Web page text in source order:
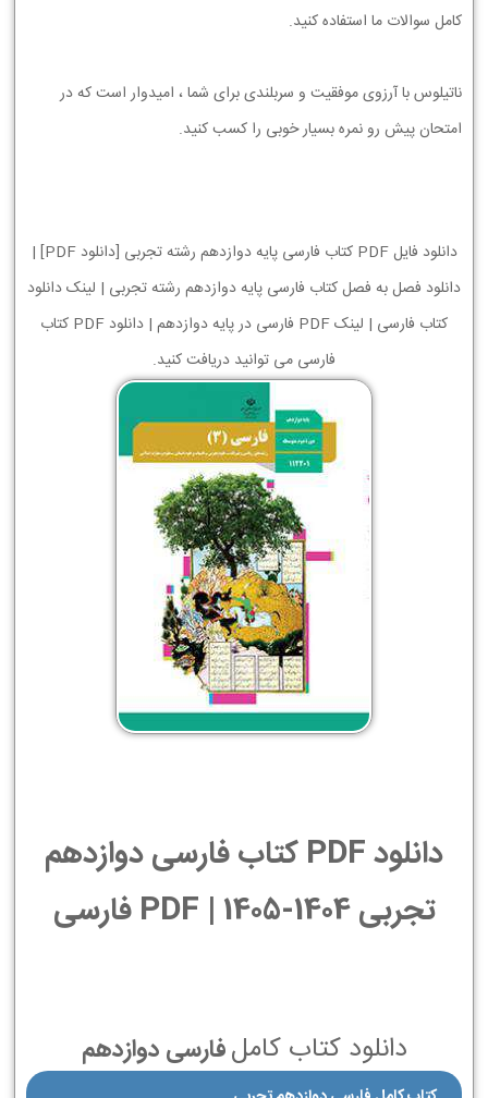
کامل سوالات ما استفاده کنید.
ناتیلوس با آرزوی موفقیت و سربلندی برای شما ، امیدوار است که در
امتحان پیش رو نمره بسیار خوبی را کسب کنید.
دانلود فایل PDF کتاب فارسی پایه دوازدهم رشته تجربی [دانلود PDF] |
دانلود فصل به فصل کتاب فارسی پایه دوازدهم رشته تجربی | لینک دانلود
کتاب فارسی | لینک PDF فارسی در پایه دوازدهم | دانلود PDF کتاب
فارسی می توانید دریافت کنید.
دانلود PDF کتاب فارسی دوازدهم
تجربی 1404-1405 | PDF فارسی
دانلود کتاب کاملفارسی دوازدهم